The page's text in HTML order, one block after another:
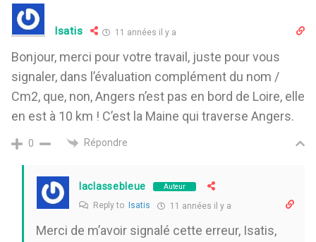
Isatis 11 années il y a
Bonjour, merci pour votre travail, juste pour vous
signaler, dans l’évaluation complément du nom /
Cm2, que, non, Angers n’est pas en bord de Loire, elle
en est à 10 km ! C’est la Maine qui traverse Angers.
0 Répondre
laclassebleue Auteur
Reply to Isatis 11 années il y a
Merci de m’avoir signalé cette erreur, Isatis,